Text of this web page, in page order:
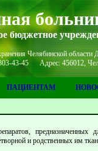
бюджетное
Челябинской области
43-45 Адрес: 456012,
ПАЦИЕНТАМ
и родственных им